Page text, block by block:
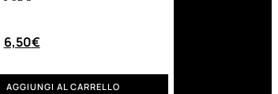
6,50€
AGGIUNGI AL CARRELLO